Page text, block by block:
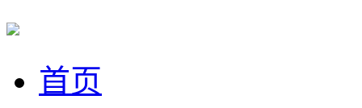
首页